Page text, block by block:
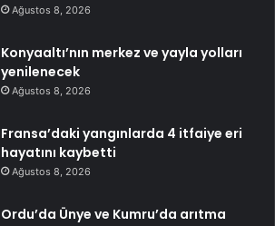
Ağustos 8, 2026
Konyaaltı’nın merkez ve yayla yolları
yenilenecek
Ağustos 8, 2026
Fransa’daki yangınlarda 4 itfaiye eri
hayatını kaybetti
Ağustos 8, 2026
Ordu’da Ünye ve Kumru’da arıtma